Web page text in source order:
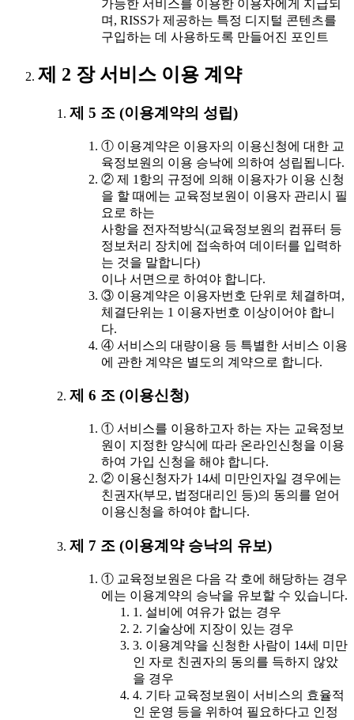
가능한 서비스를 이용한 이용자에게 지급되
며, RISS가 제공하는 특정 디지털 콘텐츠를
구입하는 데 사용하도록 만들어진 포인트
제 2 장 서비스 이용 계약
제 5 조 (이용계약의 성립)
① 이용계약은 이용자의 이용신청에 대한 교
육정보원의 이용 승낙에 의하여 성립됩니다.
② 제 1항의 규정에 의해 이용자가 이용 신청
을 할 때에는 교육정보원이 이용자 관리시 필
요로 하는
사항을 전자적방식(교육정보원의 컴퓨터 등
정보처리 장치에 접속하여 데이터를 입력하
는 것을 말합니다)
이나 서면으로 하여야 합니다.
③ 이용계약은 이용자번호 단위로 체결하며,
체결단위는 1 이용자번호 이상이어야 합니
다.
④ 서비스의 대량이용 등 특별한 서비스 이용
에 관한 계약은 별도의 계약으로 합니다.
제 6 조 (이용신청)
① 서비스를 이용하고자 하는 자는 교육정보
원이 지정한 양식에 따라 온라인신청을 이용
하여 가입 신청을 해야 합니다.
② 이용신청자가 14세 미만인자일 경우에는
친권자(부모, 법정대리인 등)의 동의를 얻어
이용신청을 하여야 합니다.
제 7 조 (이용계약 승낙의 유보)
① 교육정보원은 다음 각 호에 해당하는 경우
에는 이용계약의 승낙을 유보할 수 있습니다.
1. 설비에 여유가 없는 경우
2. 기술상에 지장이 있는 경우
3. 이용계약을 신청한 사람이 14세 미만
인 자로 친권자의 동의를 득하지 않았
을 경우
4. 기타 교육정보원이 서비스의 효율적
인 운영 등을 위하여 필요하다고 인정